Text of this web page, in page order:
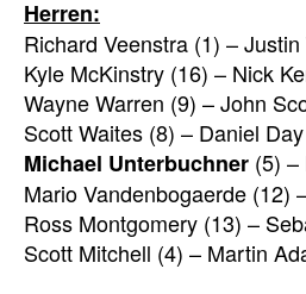
Herren:
Richard Veenstra (1) –
Kyle McKinstry (16) – Nick
Wayne Warren (9) – John
Scott Waites (8) – Daniel Day
Michael Unterbuchner (5) –
Mario Vandenbogaerde (12)
Ross Montgomery (13) –
Scott Mitchell (4) – Martin